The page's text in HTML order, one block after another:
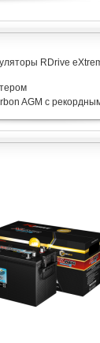
RDrive
AGM с